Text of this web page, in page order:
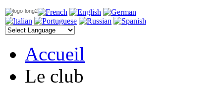
Accueil
Le club